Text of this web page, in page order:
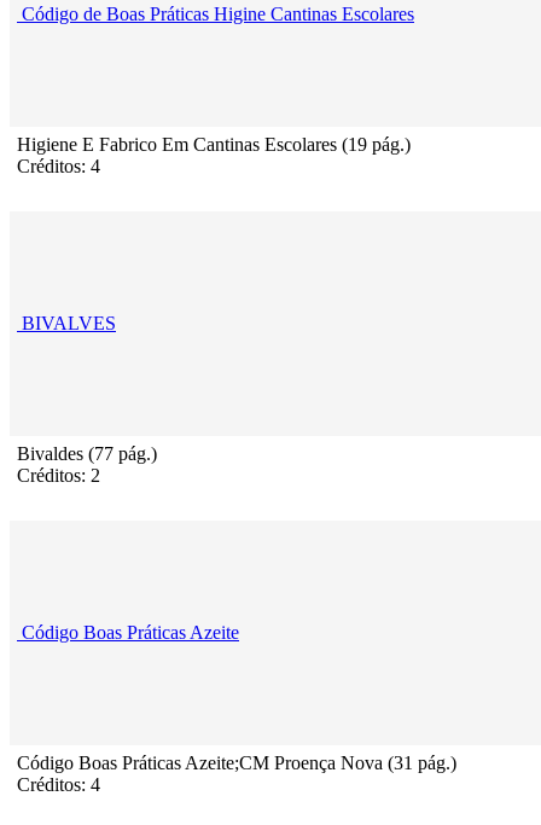
Código de Boas Práticas Higine Cantinas Escolares
Higiene E Fabrico Em Cantinas Escolares (19 pág.)
Créditos: 4
BIVALVES
Bivaldes (77 pág.)
Créditos: 2
Código Boas Práticas Azeite
Código Boas Práticas Azeite;CM Proença Nova (31 pág.)
Créditos: 4